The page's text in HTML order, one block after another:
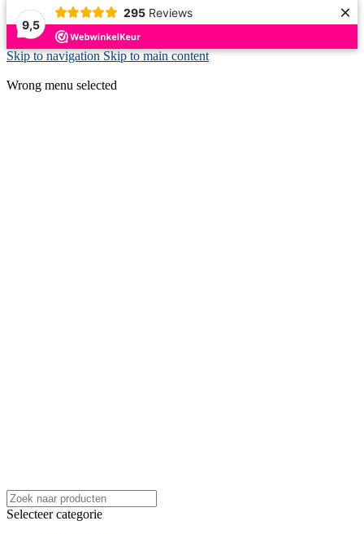
9,5
295 Reviews ×
Skip to navigationSkip to main content
Wrong menu selected
Selecteer categorie